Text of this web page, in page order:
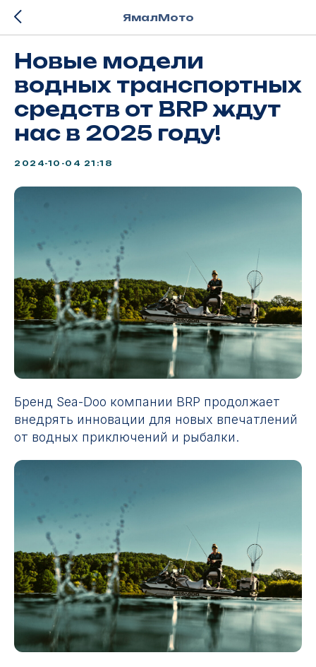
ЯмалМото
Новые модели
водных транспортных
средств от BRP ждут
нас в 2025 году!
2024-10-04 21:18
Бренд Sea-Doo компании BRP продолжает
внедрять инновации для новых впечатлений
от водных приключений и рыбалки.